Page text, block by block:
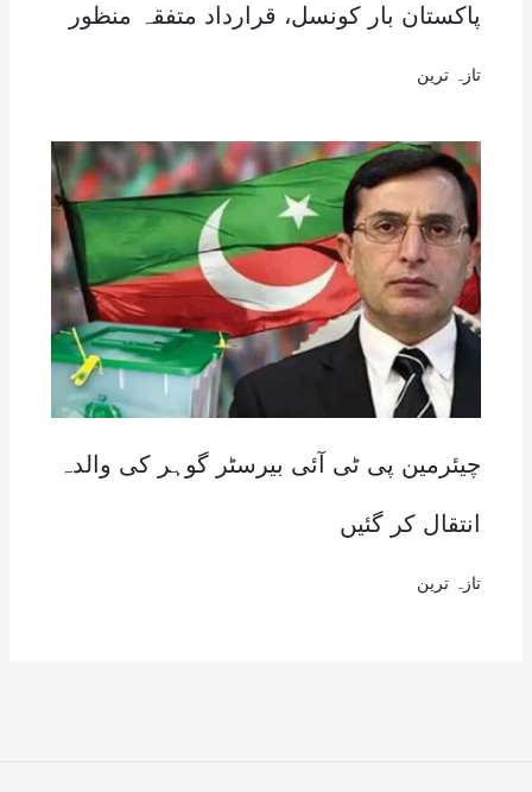
پاکستان بار کونسل، قرارداد متفقہ منظور
تازہ ترین
چیئرمین پی ٹی آئی بیرسٹر گوہر کی والدہ
انتقال کر گئیں
تازہ ترین